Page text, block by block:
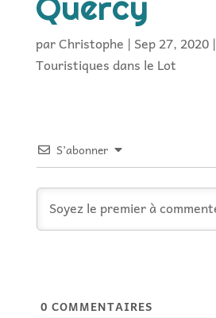
parChristophe | Sep 27, 2020|
Touristiques dans le Lot
S’abonner
0 COMMENTAIRES